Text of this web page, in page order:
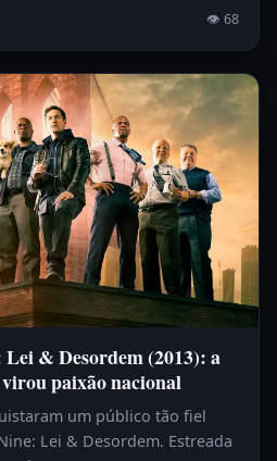
👁 68
& Desordem (2013): a
paixão nacional
um público tão fiel
Lei & Desordem. Estreada